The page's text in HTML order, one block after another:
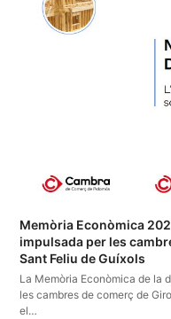
Memòria Econòmica
impulsada per les
Sant Feliu de Guíxols
La Memòria Econòmica de la
les cambres de comerç de
el…